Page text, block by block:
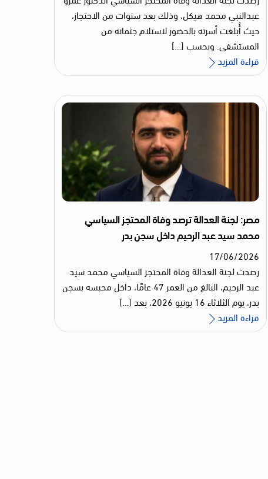
عبدالنبي محمد هيكل، وذلك بعد سنوات من الاحتجاز،
حيث أُبلغت أسرته بالحضور لاستلام جثمانه من
المستشفى. وبحسب […]
قراءة المزيد
مصر: لجنة العدالة ترصد وفاة المحتجز السياسي
محمد سيد عبد الرحيم داخل سجن بدر
17/06/2026
رصدت لجنة العدالة وفاة المحتجز السياسي محمد سيد
عبد الرحيم، البالغ من العمر 47 عامًا، داخل محبسه بسجن
بدر، يوم الثلاثاء 16 يونيو 2026، بعد […]
قراءة المزيد